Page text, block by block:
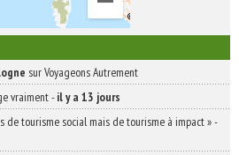
sur Voyageons Autrement
vraiment-il y a 13 jours
de tourisme social mais de tourisme à impact »-